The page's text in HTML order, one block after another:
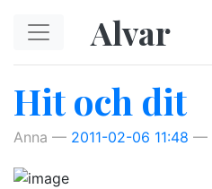
Alvar
Hit och dit
Anna 2011-02-06 11:48